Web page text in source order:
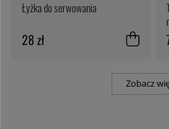
Łyżka do serwowania
28 zł
Zobacz